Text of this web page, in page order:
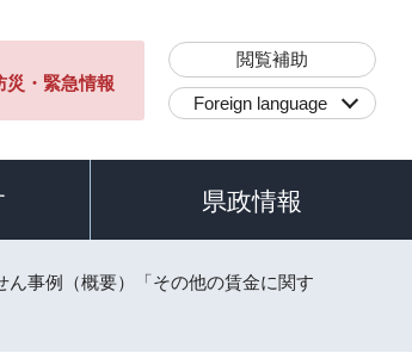
災・緊急情報
閲覧補助
Foreign language
県政情報
ん事例（概要）「その他の賃金に関す